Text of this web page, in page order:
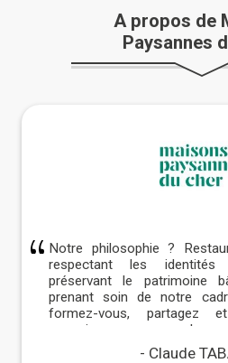
A propos de
Paysannes
Notre philosophie ?
respectant les identités
préservant le patrimoine
prenant soin de notre
formez-vous, partagez
connaissances avec les
Maisons Paysannes !Claude